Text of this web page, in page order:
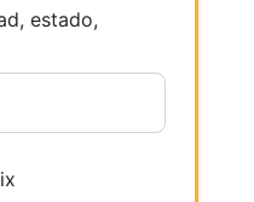
estado,